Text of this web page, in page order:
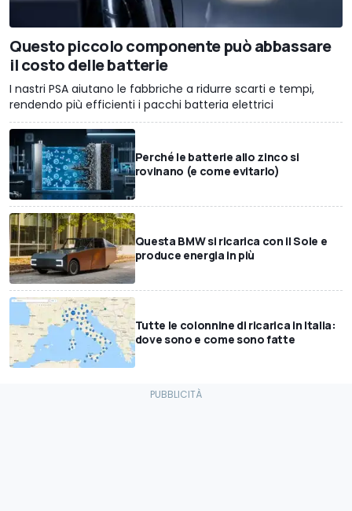
Questo piccolo componente può abbassare
il costo delle batterie
I nastri PSA aiutano le fabbriche a ridurre scarti e tempi,
rendendo più efficienti i pacchi batteria elettrici
Perché le batterie allo zinco si
rovinano (e come evitarlo)
Questa BMW si ricarica con il Sole e
produce energia in più
Tutte le colonnine di ricarica in Italia:
dove sono e come sono fatte